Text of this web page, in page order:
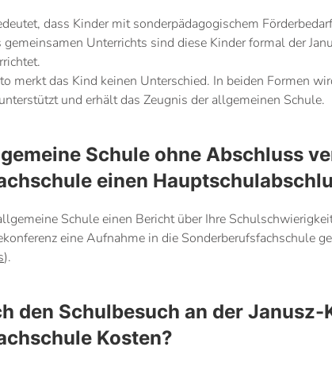
dass Kinder mit sonderpädagogischem
Unterrichts sind diese Kinder formal der
merkt das Kind keinen Unterschied. In beiden Formen
und erhält das Zeugnis der allgemeinen Schule.
Schule ohne Abschluss
einen
Schule einen Bericht über Ihre
eine Aufnahme in die Sonderberufsfachschule
).
den Schulbesuch an der
Kosten?